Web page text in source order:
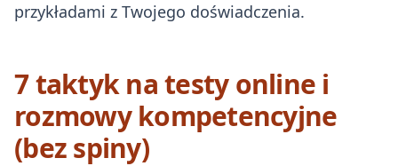
przykładami z Twojego doświadczenia.
7 taktyk na testy online i
rozmowy kompetencyjne
(bez spiny)